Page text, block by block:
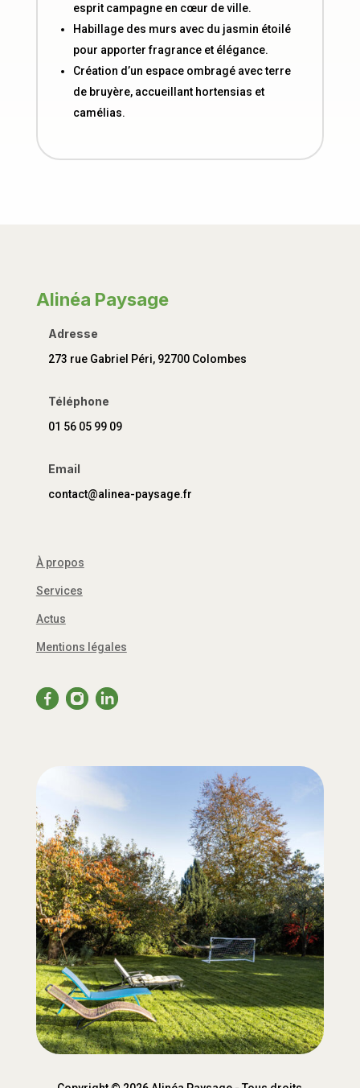
esprit campagne en cœur de ville.
Habillage des murs avec du jasmin étoilé
pour apporter fragrance et élégance.
Création d’un espace ombragé avec terre
de bruyère, accueillant hortensias et
camélias.
Alinéa Paysage
Adresse
273 rue Gabriel Péri, 92700 Colombes
Téléphone
01 56 05 99 09
Email
contact@alinea-paysage.fr
À propos
Services
Actus
Mentions légales